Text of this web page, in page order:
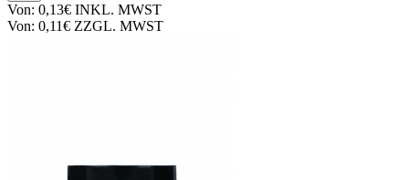
Von: 0,13€ INKL. MWST
Von: 0,11€ ZZGL. MWST